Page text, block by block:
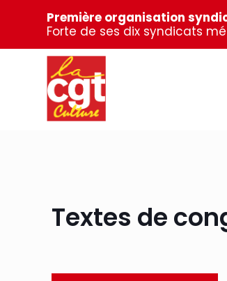
Première organisation
Forte de ses dix syndicats
Textes de